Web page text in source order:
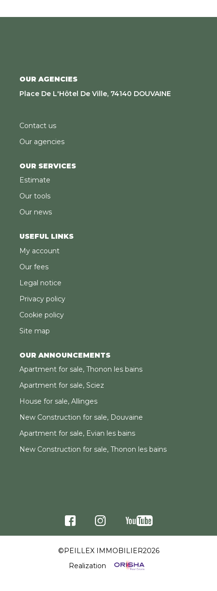
OUR AGENCIES
Place De L'Hôtel De Ville, 74140 DOUVAINE
Contact us
Our agencies
OUR SERVICES
Estimate
Our tools
Our news
USEFUL LINKS
My account
Our fees
Legal notice
Privacy policy
Cookie policy
Site map
OUR ANNOUNCEMENTS
Apartment for sale, Thonon les bains
Apartment for sale, Sciez
House for sale, Allinges
New Construction for sale, Douvaine
Apartment for sale, Evian les bains
New Construction for sale, Thonon les bains
©PEILLEX IMMOBILIER2026
Realization